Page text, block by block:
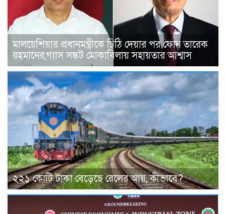
মালয়েশিয়ার প্রধানমন্ত্রীকে চিঠি দেয়ার পর ফোন তারেক
রহমানের,গ্যাস সঙ্কট মোকাবিলায় সহায়তার আশ্বাস
২২১ কোটি টাকা বেড়েছে রেলের আয়, কীভাবে?